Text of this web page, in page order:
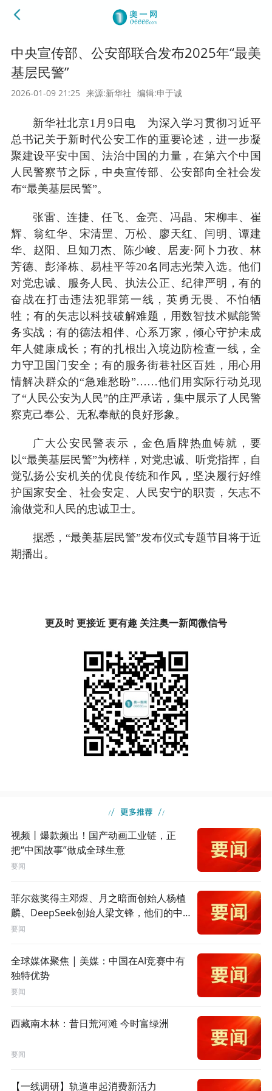
中央宣传部、公安部联合发布2025年“最美
基层民警”
2026-01-09 21:25 来源:新华社 编辑:申于诚
新华社北京1月9日电 为深入学习贯彻习近平
总书记关于新时代公安工作的重要论述，进一步凝
聚建设平安中国、法治中国的力量，在第六个中国
人民警察节之际，中央宣传部、公安部向全社会发
布“最美基层民警”。
张雷、连捷、任飞、金亮、冯晶、宋柳丰、崔
辉、翁红华、宋清罡、万松、廖天红、闫明、谭建
华、赵阳、旦知刀杰、陈少峻、居麦·阿卜力孜、林
芳德、彭泽栋、易桂平等20名同志光荣入选。他们
对党忠诚、服务人民、执法公正、纪律严明，有的
奋战在打击违法犯罪第一线，英勇无畏、不怕牺
牲；有的矢志以科技破解难题，用数智技术赋能警
务实战；有的德法相伴、心系万家，倾心守护未成
年人健康成长；有的扎根出入境边防检查一线，全
力守卫国门安全；有的服务街巷社区百姓，用心用
情解决群众的“急难愁盼”……他们用实际行动兑现
了“人民公安为人民”的庄严承诺，集中展示了人民警
察克己奉公、无私奉献的良好形象。
广大公安民警表示，金色盾牌热血铸就，要
以“最美基层民警”为榜样，对党忠诚、听党指挥，自
觉弘扬公安机关的优良传统和作风，坚决履行好维
护国家安全、社会安定、人民安宁的职责，矢志不
渝做党和人民的忠诚卫士。
据悉，“最美基层民警”发布仪式专题节目将于近
期播出。
更及时 更接近 更有趣 关注奥一新闻微信号
视频丨爆款频出！国产动画工业链，正
把“中国故事”做成全球生意
要闻
菲尔兹奖得主邓煜、月之暗面创始人杨植
麟、DeepSeek创始人梁文锋，他们的中
学有个共同点→
要闻
全球媒体聚焦 | 美媒：中国在AI竞赛中有
独特优势
要闻
西藏南木林：昔日荒河滩 今时富绿洲
要闻
【一线调研】轨道串起消费新活力